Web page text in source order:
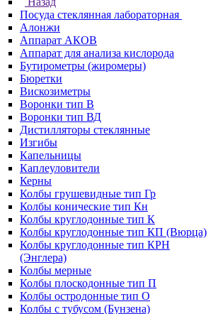
Посуда стеклянная лабораторная
Алонжи
Аппарат АКОВ
Аппарат для анализа кислорода
Бутирометры (жиромеры)
Бюретки
Вискозиметры
Воронки тип В
Воронки тип ВД
Дистилляторы стеклянные
Изгибы
Капельницы
Каплеуловители
Керны
Колбы грушевидные тип Гр
Колбы конические тип Кн
Колбы круглодонные тип К
Колбы круглодонные тип КП (Вюрца)
Колбы круглодонные тип КРН
(Энглера)
Колбы мерные
Колбы плоскодонные тип П
Колбы остродонные тип О
Колбы с тубусом (Бунзена)